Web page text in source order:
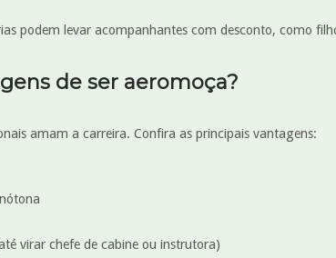
podem levar acompanhantes com desconto, como
de ser aeromoça?
amam a carreira. Confira as principais vantagens:
virar chefe de cabine ou instrutora)